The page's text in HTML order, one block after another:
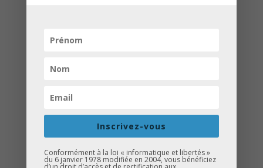
Séminaire de rentrée
5 septembre de 8 h 00 minà17
Inscrivez-vous
Conformément à la loi « informatique et libertés »
du 6 janvier 1978 modifiée en 2004, vous bénéficiez